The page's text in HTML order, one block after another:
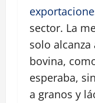
sector. La
solo alcanza
bovina,
esperaba,
a granos y